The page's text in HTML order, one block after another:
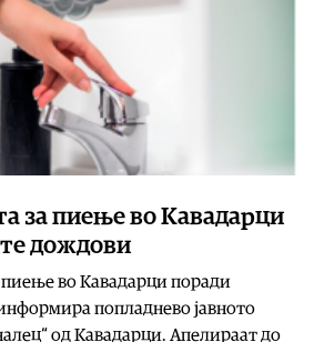
за пиење во Кавадарци
дождови
пиење во Кавадарци поради
попладнево јавното
од Кавадарци. Апелираат до